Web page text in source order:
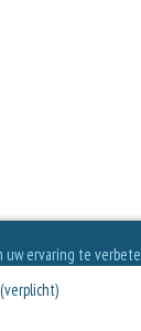
uw ervaring te